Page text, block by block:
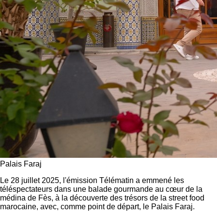
Palais Faraj
Le 28 juillet 2025, l'émission Télématin a emmené les
téléspectateurs dans une balade gourmande au cœur de la
médina de Fès, à la découverte des trésors de la street food
marocaine, avec, comme point de départ, le Palais Faraj.